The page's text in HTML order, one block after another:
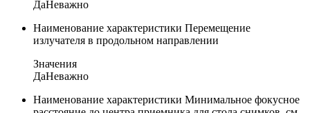
ДаНеважно
Наименование характеристики Перемещение
излучателя в продольном направлении
Значения
ДаНеважно
Наименование характеристики Минимальное фокусное